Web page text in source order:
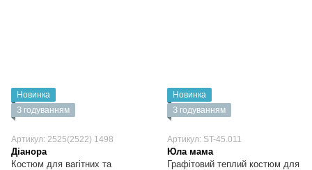
Новинка
З годуванням
Артикул: 2525(2522) 1498
Діанора
Костюм для вагітних та
Новинка
З годуванням
Артикул: ST-45.011
Юла мама
Графітовий теплий костюм для